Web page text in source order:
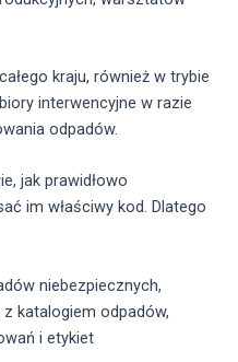
kraju, również w trybie
interwencyjne w razie
odpadów.
jak prawidłowo
im właściwy kod. Dlatego
niebezpiecznych,
katalogiem odpadów,
i etykiet